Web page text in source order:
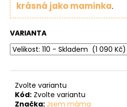
krásná jako maminka.
VARIANTA
Zvolte variantu
Kód: Zvolte variantu
Značka: Jsem máma